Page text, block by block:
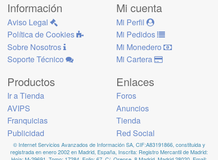
Información
Aviso Legal
Política de Cookies
Sobre Nosotros
Soporte Técnico
Mi cuenta
Mi Perfil
Mi Pedidos
Mi Monedero
Mi Cartera
Productos
Ir a Tienda
AVIPS
Franquicias
Publicidad
Enlaces
Foros
Anuncios
Tienda
Red Social
© Internet Servicios Avanzados de Información SA, CIF:A83191866, constituida y
registrada en enero 2002 en Madrid, España, Inscrita: Registro Mercantil de Madrid: